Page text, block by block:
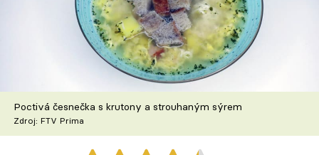
TV Program
Škola vaření
Speciál: Cuketa
Těhotnej kuchař
Poctivá česnečka s krutony a strouhaným sýrem
Zdroj: FTV Prima